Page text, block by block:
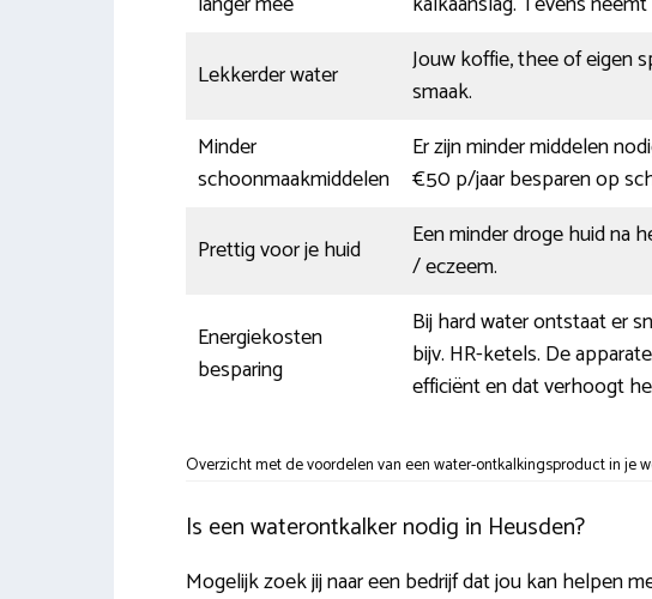
Lekkerder water
Jouw koffie, thee of eigen
smaak.
Minder
schoonmaakmiddelen
Er zijn minder middelen
€50 p/jaar besparen op
Prettig voor je huid
Een minder droge huid na
/ eczeem.
Energiekosten
besparing
Bij hard water ontstaat er
bijv. HR-ketels. De
efficiënt en dat verhoogt
Overzicht met de voordelen van een water-ontkalkingsproduct in je
Is een waterontkalker nodig in Heusden?
Mogelijk zoek jij naar een bedrijf dat jou kan helpen